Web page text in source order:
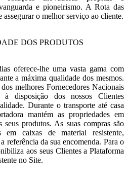
e pioneirismo. A Rota das
assegurar o melhor serviço ao cliente.
DOS PRODUTOS
oferece-lhe uma vasta gama com
a máxima qualidade dos mesmos.
melhores Fornecedores Nacionais
à disposição dos nossos Clientes
Durante o transporte até casa
mantém as propriedades em
produtos. As suas compras são
em caixas de material resistente,
referência da sua encomenda. Para o
aos seus Clientes a Plataforma
no Site.